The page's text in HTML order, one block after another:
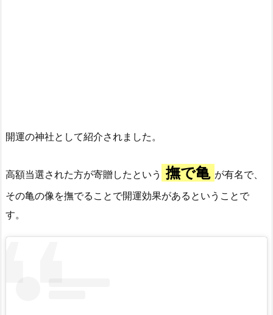
開運の神社として紹介されました。
高額当選された方が寄贈したという 撫で亀 が有名で、
その亀の像を撫でることで開運効果があるということで
す。